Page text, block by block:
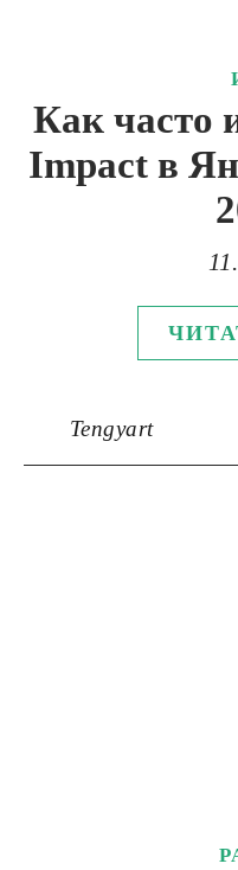
Как часто
Impact в
Tengyart